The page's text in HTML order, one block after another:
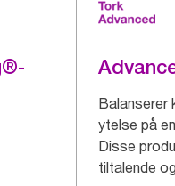
Balanserer
ytelse på
Disse
tiltalende